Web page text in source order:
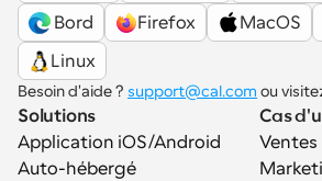
Bord
Firefox MacOS
Linux
Besoin d'aide ? support@cal.com ou
Solutions
Application iOS/Android
Auto-hébergé
Cas
Ventes